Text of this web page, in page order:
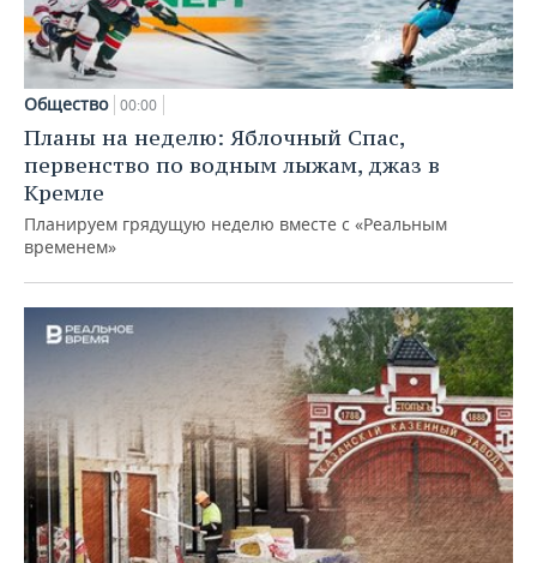
Общество 00:00
Планы на неделю: Яблочный Спас,
первенство по водным лыжам, джаз в
Кремле
Планируем грядущую неделю вместе с «Реальным
временем»